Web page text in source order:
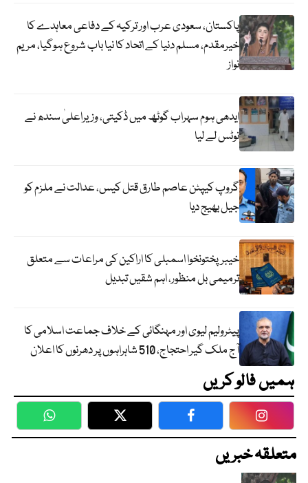
پاکستان، سعودی عرب اور ترکیہ کے دفاعی معاہدے کا
خیرمقدم، مسلم دنیا کے اتحاد کا نیا باب شروع ہوگیا، مریم
نواز
ایدھی ہوم سہراب گوٹھ میں ڈکیتی، وزیراعلیٰ سندھ نے
نوٹس لے لیا
گروپ کیپٹن عاصم طارق قتل کیس، عدالت نے ملزم کو
جیل بھیج دیا
خیبرپختونخوا اسمبلی کا اراکین کی مراعات سے متعلق
ترمیمی بل منظور، اہم شقیں تبدیل
پیٹرولیم لیوی اور مہنگائی کے خلاف جماعت اسلامی کا
آج ملک گیر احتجاج، 510 شاہراہوں پر دھرنوں کا اعلان
ہمیں فالو کریں
WhatsApp Twitter Facebook
متعلقہ خبریں